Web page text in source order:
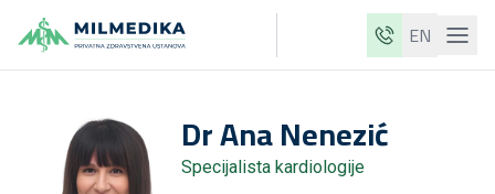
EN
Naše klinike
Usluge
DrAnaNenezić
Specijalista kardiologije